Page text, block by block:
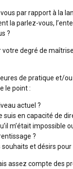
par rapport à la
la parlez-vous,
?
votre degré de
de pratique et/
le point :
actuel ?
suis en capacité de
m’était impossible
?
et désirs pour
assez compte des